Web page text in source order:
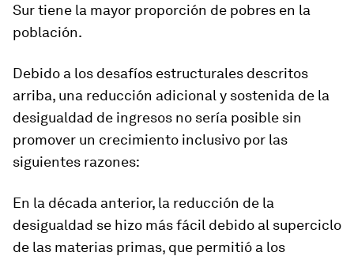
Sur tiene la mayor proporción de pobres en la
población.
Debido a los desafíos estructurales descritos
arriba, una reducción adicional y sostenida de la
desigualdad de ingresos no sería posible sin
promover un crecimiento inclusivo por las
siguientes razones:
En la década anterior, la reducción de la
desigualdad se hizo más fácil debido al superciclo
de las materias primas, que permitió a los